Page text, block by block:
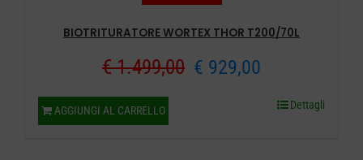
BIOTRITURATORE WORTEX THOR T200/70L
€1.499,00 Il
€ 929,00
prezzo
AGGIUNGI AL CARRELLO Dettagli